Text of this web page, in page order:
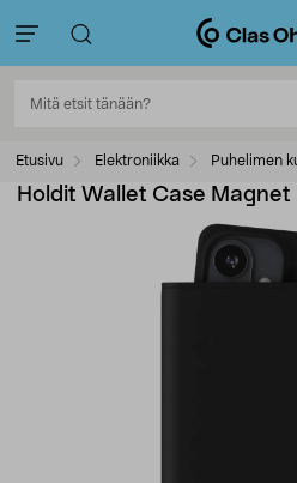
Etusivu Elektroniikka Puhelimen
Holdit Wallet Case Magnet